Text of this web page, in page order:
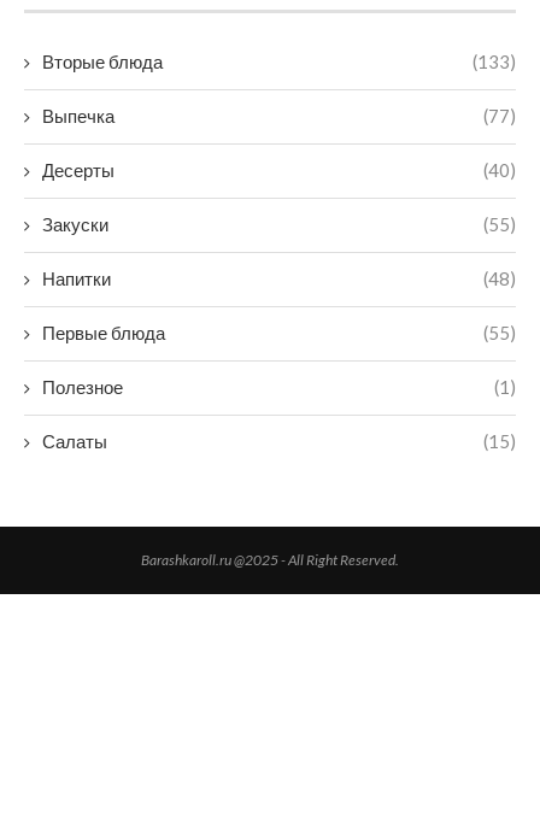
Вторые блюда (133)
Выпечка (77)
Десерты (40)
Закуски (55)
Напитки (48)
Первые блюда (55)
Полезное (1)
Салаты (15)
Barashkaroll.ru @2025 - All Right Reserved.